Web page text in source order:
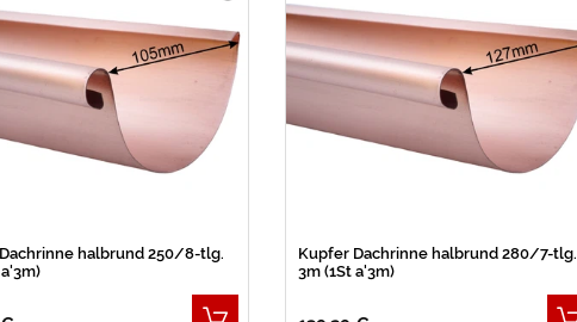
halbrund 250/8-tlg.
Kupfer Dachrinne halbrund 280/7-tlg.
3m (1St a'3m)